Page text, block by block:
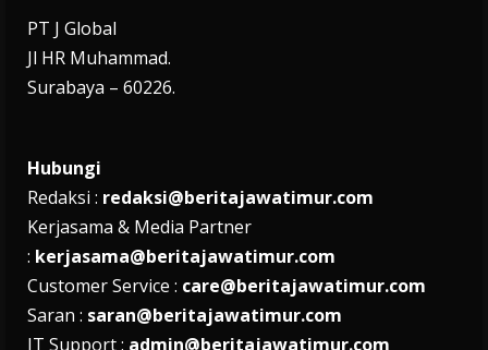
PT J Global
Jl HR Muhammad.
Surabaya – 60226.
Hubungi
Redaksi : redaksi@beritajawatimur.com
Kerjasama & Media Partner
: kerjasama@beritajawatimur.com
Customer Service : care@beritajawatimur.com
Saran : saran@beritajawatimur.com
IT Support : admin@beritajawatimur.com